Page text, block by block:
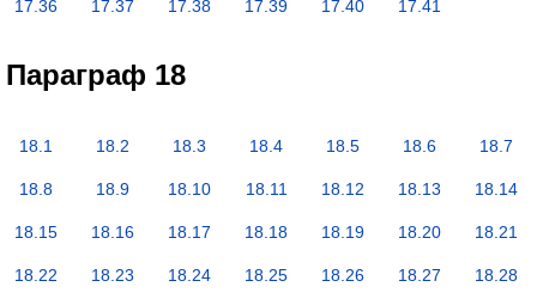
17.36 17.37 17.38 17.39 17.40 17.41
Параграф 18
18.1 18.2 18.3 18.4 18.5 18.6 18.7
18.8 18.9 18.10 18.11 18.12 18.13 18.14
18.15 18.16 18.17 18.18 18.19 18.20 18.21
18.22 18.23 18.24 18.25 18.26 18.27 18.28